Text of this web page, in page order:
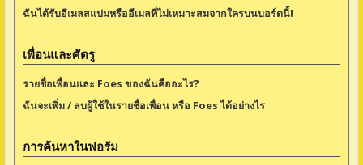
ฉันได้รับอีเมลสแปมหรืออีเมลที่ไม่เหมาะสมจากใครบนบอร์ดนี้!
เพื่อนและศัตรู
รายชื่อเพื่อนและ Foes ของฉันคืออะไร?
ฉันจะเพิ่ม / ลบผู้ใช้ในรายชื่อเพื่อน หรือ Foes ได้อย่างไร
การค้นหาในฟอรัม